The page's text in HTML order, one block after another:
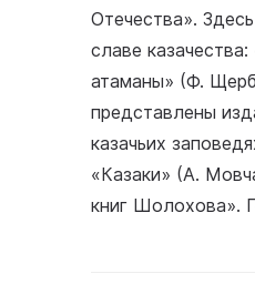
Отечества».
славе
атаманы» (Ф.
представлены
казачьих
«Казаки» (А.
книг Шолохова».